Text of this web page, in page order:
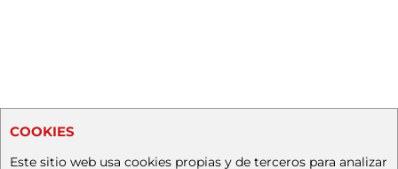
COOKIES
Este sitio web usa cookies propias y de terceros para analizar